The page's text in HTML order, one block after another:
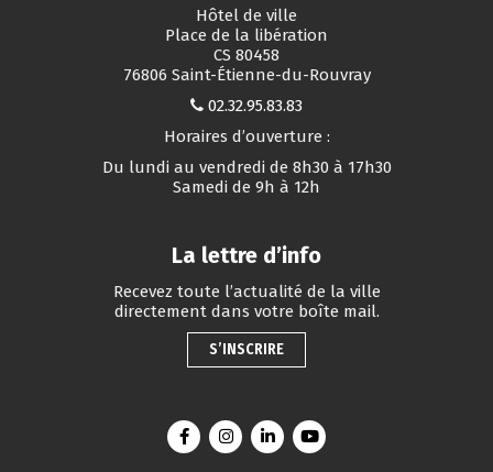
Hôtel de ville
Place de la libération
CS 80458
76806 Saint-Étienne-du-Rouvray
02.32.95.83.83
Horaires d’ouverture :
Du lundi au vendredi de 8h30 à 17h30
Samedi de 9h à 12h
La lettre d’info
Recevez toute l’actualité de la ville
directement dans votre boîte mail.
S’INSCRIRE
Lien vers le compte Facebook
Lien vers le compte Instagram
Lien vers le compte Linkedin
Lien vers la chaîne